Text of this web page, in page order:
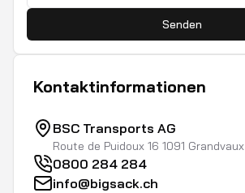
Senden
Kontaktinformationen
BSC Transports AG
Route de Puidoux 16 1091 Grandvaux
0800 284 284
info@bigsack.ch